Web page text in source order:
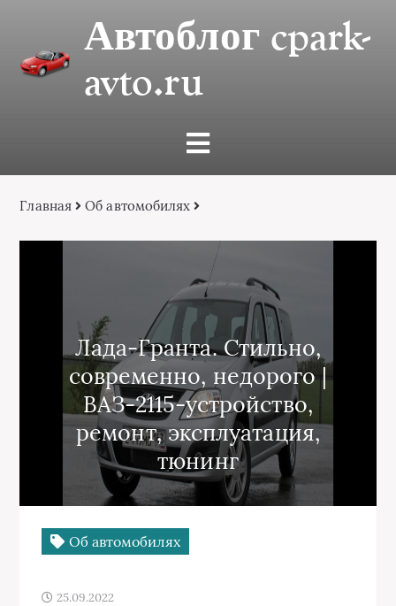
Автоблог cpark-
avto.ru
Главная Об автомобилях
Лада-Гранта. Стильно,
современно, недорого |
ВАЗ-2115-устройство,
ремонт, эксплуатация,
тюнинг
Об автомобилях
25.09.2022